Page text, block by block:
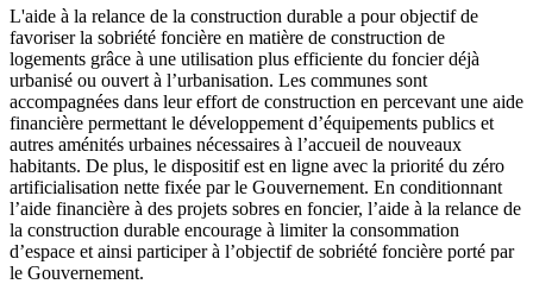
L'aide à la relance de la construction durable a pour objectif de
favoriser la sobriété foncière en matière de construction de
logements grâce à une utilisation plus efficiente du foncier déjà
urbanisé ou ouvert à l’urbanisation. Les communes sont
accompagnées dans leur effort de construction en percevant une aide
financière permettant le développement d’équipements publics et
autres aménités urbaines nécessaires à l’accueil de nouveaux
habitants. De plus, le dispositif est en ligne avec la priorité du zéro
artificialisation nette fixée par le Gouvernement. En conditionnant
l’aide financière à des projets sobres en foncier, l’aide à la relance de
la construction durable encourage à limiter la consommation
d’espace et ainsi participer à l’objectif de sobriété foncière porté par
le Gouvernement.